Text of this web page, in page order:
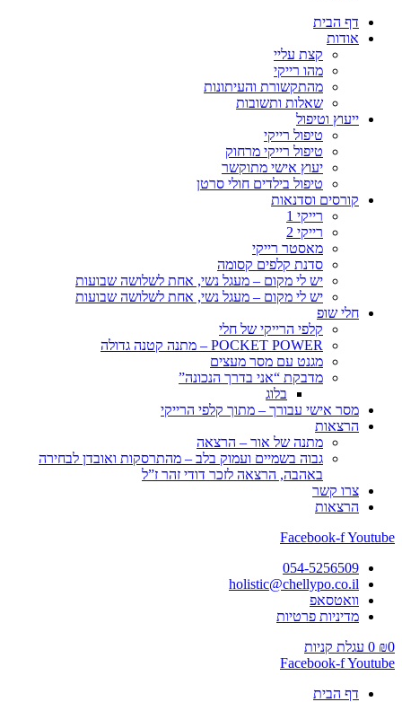
דף הבית
אודות
קצת עליי
מהו רייקי
מהתקשורת והעיתונות
שאלות ותשובות
ייעוץ וטיפול
טיפול רייקי
טיפול רייקי מרחוק
יעוץ אישי מתוקשר
טיפול בילדים חולי סרטן
קורסים וסדנאות
רייקי 1
רייקי 2
מאסטר רייקי
סדנת קלפים קסומה
יש לי מקום – מעגל נשי, אחת לשלושה שבועות
יש לי מקום – מעגל נשי, אחת לשלושה שבועות
חלי שופ
קלפי הרייקי של חלי
POCKET POWER – מתנה קטנה גדולה
מגנט עם מסר מעצים
מדבקת “אני בדרך הנכונה”
בלוג
מסר אישי עבורך – מתוך קלפי הרייקי
הרצאות
מתנה של אור – הרצאה
גבוה בשמיים ועמוק בלב – מהתרסקות ואובדן לבחירה
באהבה, הרצאה לזכר דודי זהר ז”ל
צרו קשר
הרצאות
Facebook-fYoutube
054-5256509
holistic@chellypo.co.il
וואטסאפ
מדיניות פרטיות
₪0
0 עגלת קניות
Facebook-fYoutube
דף הבית